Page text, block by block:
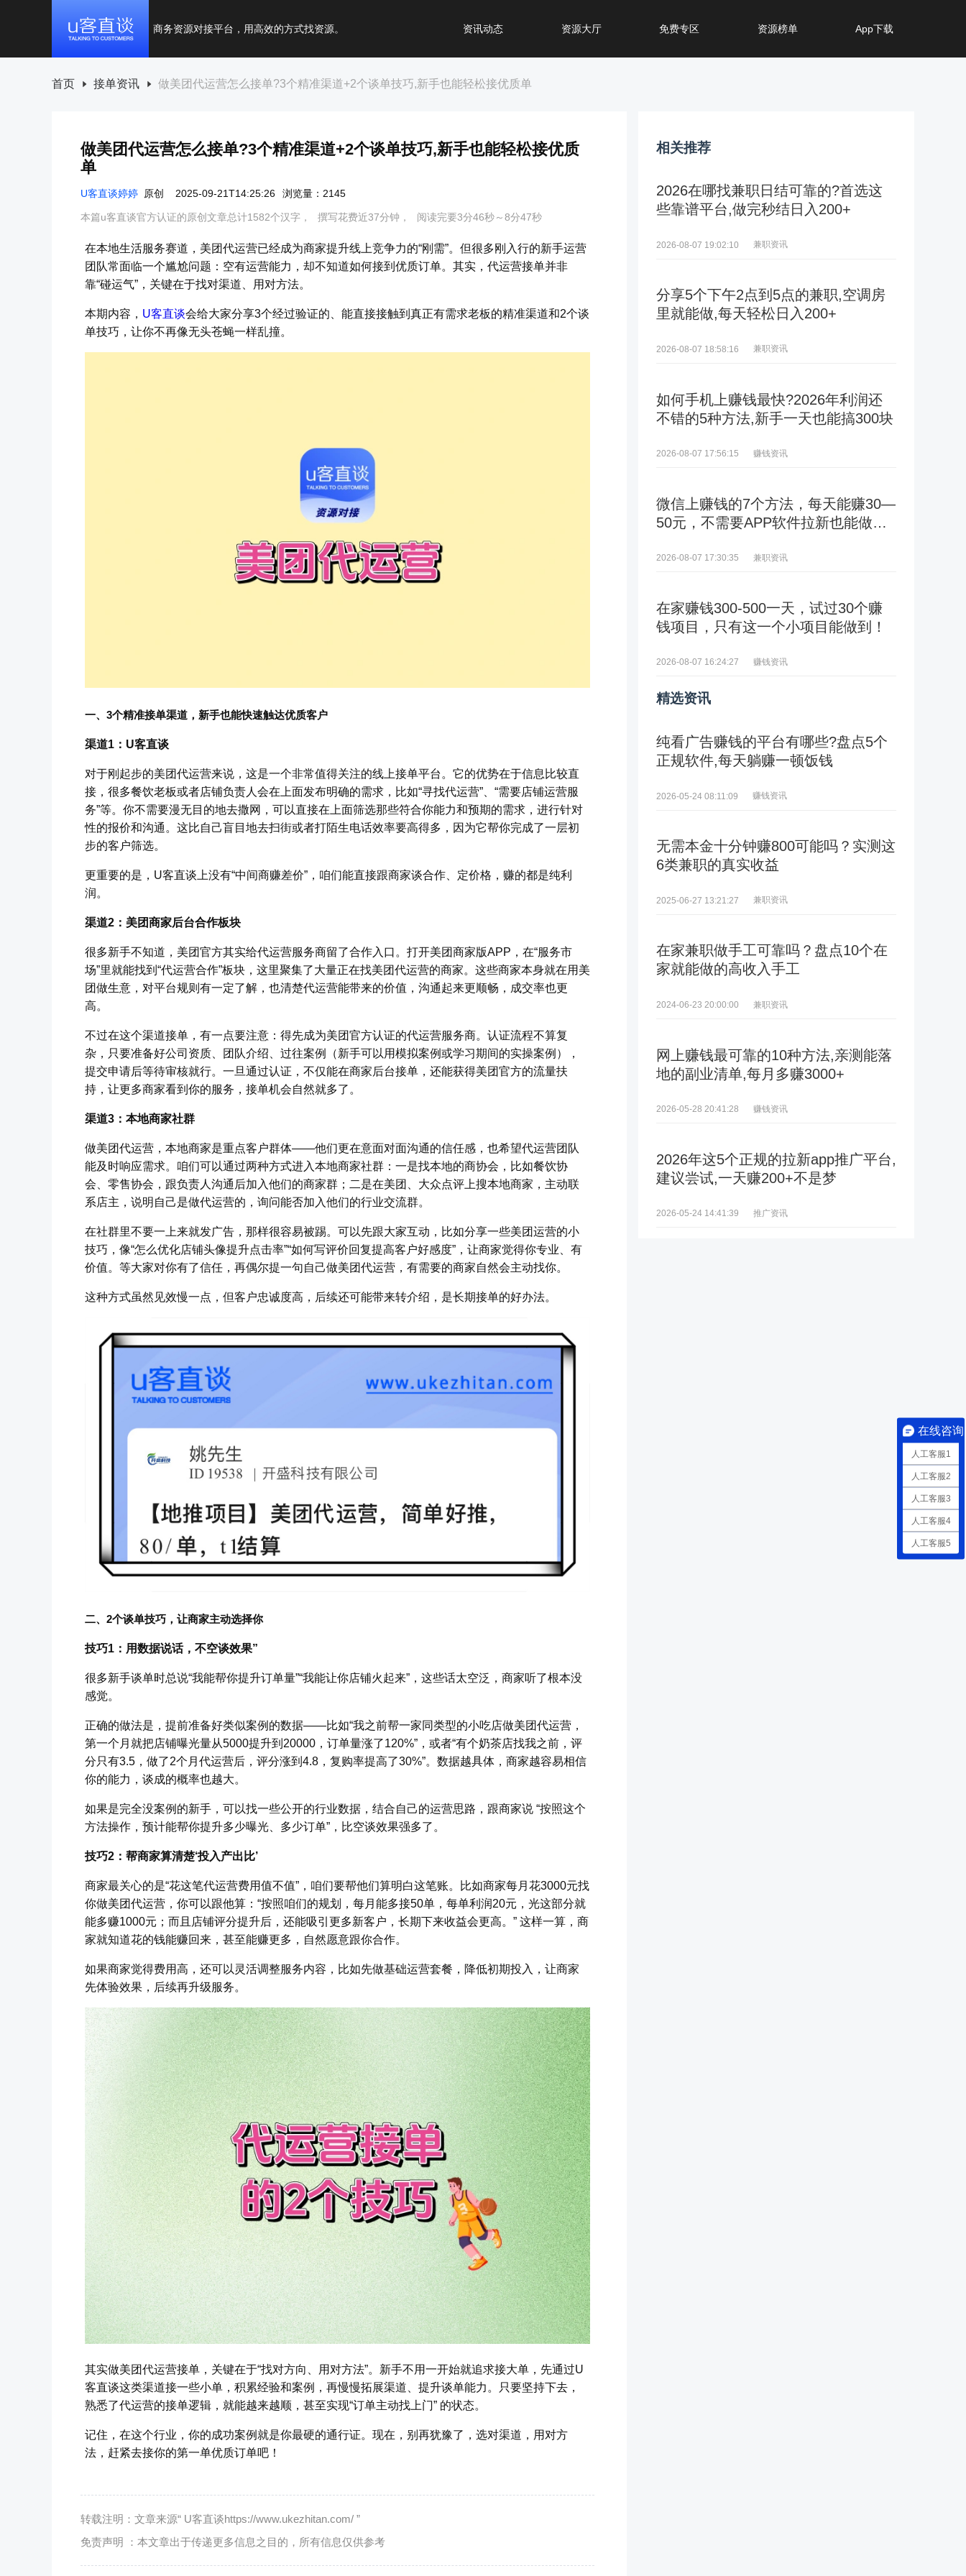
商务资源对接平台，用高效的方式找资源。 资讯动态 资源大厅 免费专区 资源榜单 App下载
首页 接单资讯 做美团代运营怎么接单?3个精准渠道+2个谈单技巧,新手也能轻松接优质单
做美团代运营怎么接单?3个精准渠道+2个谈单技巧,新手也能轻松接优质
单
U客直谈婷婷 原创 2025-09-21T14:25:26 浏览量：2145
本篇u客直谈官方认证的原创文章总计1582个汉字， 撰写花费近37分钟， 阅读完要3分46秒～8分47秒
在本地生活服务赛道，美团代运营已经成为商家提升线上竞争力的“刚需”。但很多刚入行的新手运营
团队常面临一个尴尬问题：空有运营能力，却不知道如何接到优质订单。其实，代运营接单并非
靠“碰运气”，关键在于找对渠道、用对方法。
本期内容， U客直谈会给大家分享3个经过验证的、能直接接触到真正有需求老板的精准渠道和2个谈
单技巧，让你不再像无头苍蝇一样乱撞。
一、3个精准接单渠道，新手也能快速触达优质客户
渠道1：U客直谈
对于刚起步的美团代运营来说，这是一个非常值得关注的线上接单平台。它的优势在于信息比较直
接，很多餐饮老板或者店铺负责人会在上面发布明确的需求，比如“寻找代运营”、“需要店铺运营服
务”等。你不需要漫无目的地去撒网，可以直接在上面筛选那些符合你能力和预期的需求，进行针对
性的报价和沟通。这比自己盲目地去扫街或者打陌生电话效率要高得多，因为它帮你完成了一层初
步的客户筛选。
更重要的是，U客直谈上没有“中间商赚差价”，咱们能直接跟商家谈合作、定价格，赚的都是纯利
润。
渠道2：美团商家后台合作板块
很多新手不知道，美团官方其实给代运营服务商留了合作入口。打开美团商家版APP，在“服务市
场”里就能找到“代运营合作”板块，这里聚集了大量正在找美团代运营的商家。这些商家本身就在用美
团做生意，对平台规则有一定了解，也清楚代运营能带来的价值，沟通起来更顺畅，成交率也更
高。
不过在这个渠道接单，有一点要注意：得先成为美团官方认证的代运营服务商。认证流程不算复
杂，只要准备好公司资质、团队介绍、过往案例（新手可以用模拟案例或学习期间的实操案例），
提交申请后等待审核就行。一旦通过认证，不仅能在商家后台接单，还能获得美团官方的流量扶
持，让更多商家看到你的服务，接单机会自然就多了。
渠道3：本地商家社群
做美团代运营，本地商家是重点客户群体——他们更在意面对面沟通的信任感，也希望代运营团队
能及时响应需求。咱们可以通过两种方式进入本地商家社群：一是找本地的商协会，比如餐饮协
会、零售协会，跟负责人沟通后加入他们的商家群；二是在美团、大众点评上搜本地商家，主动联
系店主，说明自己是做代运营的，询问能否加入他们的行业交流群。
在社群里不要一上来就发广告，那样很容易被踢。可以先跟大家互动，比如分享一些美团运营的小
技巧，像“怎么优化店铺头像提升点击率”“如何写评价回复提高客户好感度”，让商家觉得你专业、有
价值。等大家对你有了信任，再偶尔提一句自己做美团代运营，有需要的商家自然会主动找你。
这种方式虽然见效慢一点，但客户忠诚度高，后续还可能带来转介绍，是长期接单的好办法。
二、2个谈单技巧，让商家主动选择你
技巧1：用数据说话，不空谈效果”
很多新手谈单时总说“我能帮你提升订单量”“我能让你店铺火起来”，这些话太空泛，商家听了根本没
感觉。
正确的做法是，提前准备好类似案例的数据——比如“我之前帮一家同类型的小吃店做美团代运营，
第一个月就把店铺曝光量从5000提升到20000，订单量涨了120%”，或者“有个奶茶店找我之前，评
分只有3.5，做了2个月代运营后，评分涨到4.8，复购率提高了30%”。数据越具体，商家越容易相信
你的能力，谈成的概率也越大。
如果是完全没案例的新手，可以找一些公开的行业数据，结合自己的运营思路，跟商家说 “按照这个
方法操作，预计能帮你提升多少曝光、多少订单”，比空谈效果强多了。
技巧2：帮商家算清楚‘投入产出比’
商家最关心的是“花这笔代运营费用值不值”，咱们要帮他们算明白这笔账。比如商家每月花3000元找
你做美团代运营，你可以跟他算：“按照咱们的规划，每月能多接50单，每单利润20元，光这部分就
能多赚1000元；而且店铺评分提升后，还能吸引更多新客户，长期下来收益会更高。” 这样一算，商
家就知道花的钱能赚回来，甚至能赚更多，自然愿意跟你合作。
如果商家觉得费用高，还可以灵活调整服务内容，比如先做基础运营套餐，降低初期投入，让商家
先体验效果，后续再升级服务。
其实做美团代运营接单，关键在于“找对方向、用对方法”。新手不用一开始就追求接大单，先通过U
客直谈这类渠道接一些小单，积累经验和案例，再慢慢拓展渠道、提升谈单能力。只要坚持下去，
熟悉了代运营的接单逻辑，就能越来越顺，甚至实现“订单主动找上门” 的状态。
记住，在这个行业，你的成功案例就是你最硬的通行证。现在，别再犹豫了，选对渠道，用对方
法，赶紧去接你的第一单优质订单吧！
转载注明：文章来源“ U客直谈https://www.ukezhitan.com/ ”
免责声明 ：本文章出于传递更多信息之目的，所有信息仅供参考
相关推荐
2026在哪找兼职日结可靠的?首选这
些靠谱平台,做完秒结日入200+
2026-08-07 19:02:10 兼职资讯
分享5个下午2点到5点的兼职,空调房
里就能做,每天轻松日入200+
2026-08-07 18:58:16 兼职资讯
如何手机上赚钱最快?2026年利润还
不错的5种方法,新手一天也能搞300块
2026-08-07 17:56:15 赚钱资讯
微信上赚钱的7个方法，每天能赚30—
50元，不需要APP软件拉新也能做
2026-08-07 17:30:35 兼职资讯
在家赚钱300-500一天，试过30个赚
钱项目，只有这一个小项目能做到！
2026-08-07 16:24:27 赚钱资讯
精选资讯
纯看广告赚钱的平台有哪些?盘点5个
正规软件,每天躺赚一顿饭钱
2026-05-24 08:11:09 赚钱资讯
无需本金十分钟赚800可能吗？实测这
6类兼职的真实收益
2025-06-27 13:21:27 兼职资讯
在家兼职做手工可靠吗？盘点10个在
家就能做的高收入手工
2024-06-23 20:00:00 兼职资讯
网上赚钱最可靠的10种方法,亲测能落
地的副业清单,每月多赚3000+
2026-05-28 20:41:28 赚钱资讯
2026年这5个正规的拉新app推广平台,
建议尝试,一天赚200+不是梦
2026-05-24 14:41:39 推广资讯
在线咨询
人工客服1
人工客服2
人工客服3
人工客服4
人工客服5